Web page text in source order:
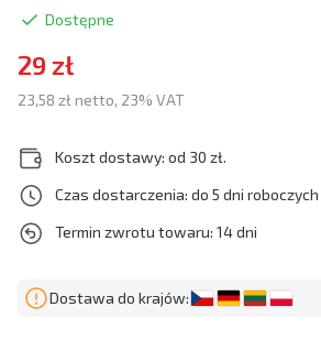
Dostępne
29 zł
23,58 zł netto, 23% VAT
Koszt dostawy: od 30 zł.
Czas dostarczenia: do 5 dni roboczych
Termin zwrotu towaru: 14 dni
Dostawa do krajów: